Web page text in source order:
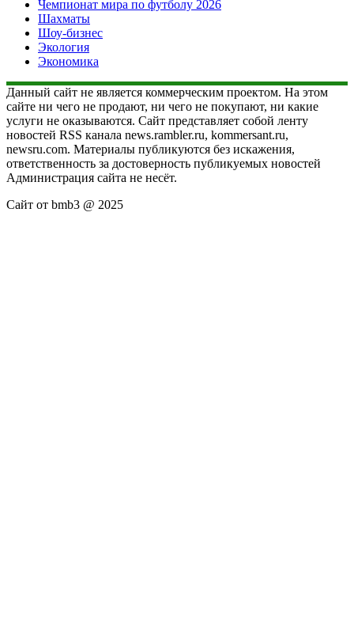
Чемпионат мира по футболу 2026
Шахматы
Шоу-бизнес
Экология
Экономика
Данный сайт не является коммерческим проектом. На этом
сайте ни чего не продают, ни чего не покупают, ни какие
услуги не оказываются. Сайт представляет собой ленту
новостей RSS канала news.rambler.ru, kommersant.ru,
newsru.com. Материалы публикуются без искажения,
ответственность за достоверность публикуемых новостей
Администрация сайта не несёт.
Сайт от bmb3 @ 2025